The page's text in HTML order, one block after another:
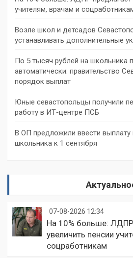
учителям, врачам и
Возле школ и детсадов
устанавливать дополнительные
По 5 тысяч рублей на школьника
автоматически: правительство
порядок выплат
Юные севастопольцы получили
работу в ИТ-центре ПСБ
В ОП предложили ввести выплату
школьника к 1 сентября
07-08-2026 12:34
На 10% больше: ЛДПР
увеличить пенсии
соцработникам